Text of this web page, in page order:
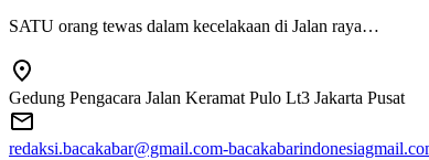
SATU orang tewas dalam kecelakaan di Jalan raya…
Gedung Pengacara Jalan Keramat Pulo Lt3 Jakarta Pusat
redaksi.bacakabar@gmail.com-